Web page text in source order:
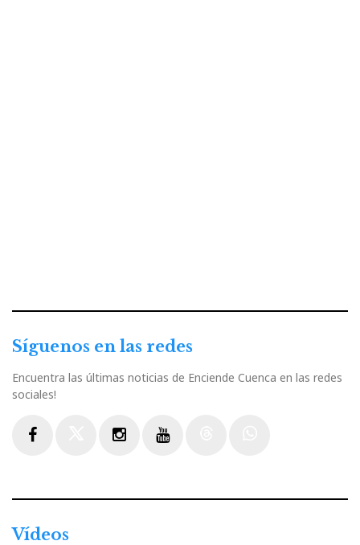
Síguenos en las redes
Encuentra las últimas noticias de Enciende Cuenca en las redes
sociales!
Vídeos